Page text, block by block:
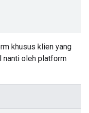
khusus klien yang
nanti oleh platform